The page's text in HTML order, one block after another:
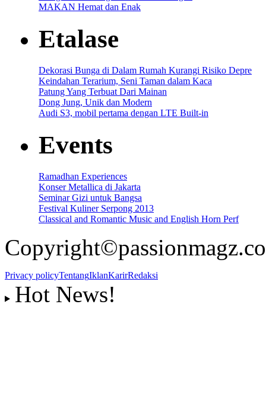
MAKAN Hemat dan Enak
Etalase
Dekorasi Bunga di Dalam Rumah Kurangi Risiko Depre
Keindahan Terarium, Seni Taman dalam Kaca
Patung Yang Terbuat Dari Mainan
Dong Jung, Unik dan Modern
Audi S3, mobil pertama dengan LTE Built-in
Events
Ramadhan Experiences
Konser Metallica di Jakarta
Seminar Gizi untuk Bangsa
Festival Kuliner Serpong 2013
Classical and Romantic Music and English Horn Perf
Privacy policyTentangIklanKarirRedaksi
Hot News!